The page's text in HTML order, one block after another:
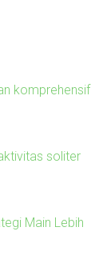
komprehensif
soliter
Main Lebih